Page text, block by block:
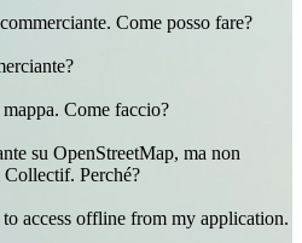
Come posso fare?
Come faccio?
su OpenStreetMap, ma non
Collectif. Perché?
access offline from my application.